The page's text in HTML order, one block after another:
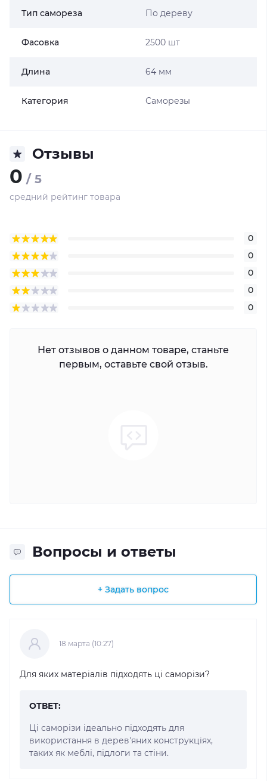
Тип самореза По дереву
Фасовка 2500 шт
Длина 64 мм
Категория Саморезы
Отзывы
0 / 5
средний рейтинг товара
0
0
0
0
0
Нет отзывов о данном товаре, станьте
первым, оставьте свой отзыв.
Вопросы и ответы
+ Задать вопрос
18 марта (10:27)
Для яких матеріалів підходять ці саморізи?
ОТВЕТ:
Ці саморізи ідеально підходять для
використання в дерев'яних конструкціях,
таких як меблі, підлоги та стіни.